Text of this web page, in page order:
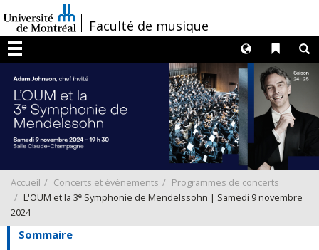
au
contenu
/Faculté de musique
Menu
Liens
Langues
Accueil Concerts et événements
Programmes de concerts
L'OUM et la 3e Symphonie de Mendelssohn | Samedi 9 novembre
2024
Sommaire